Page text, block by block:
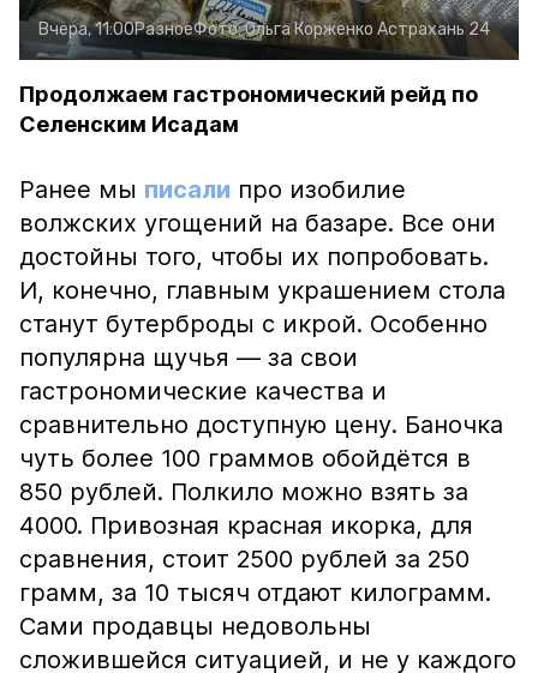
Вчера, 11:00РазноеФото:Ольга Корженко Астрахань 24
Продолжаем гастрономический рейд по
Селенским Исадам
Ранее мы писали про изобилие
волжских угощений на базаре. Все они
достойны того, чтобы их попробовать.
И, конечно, главным украшением стола
станут бутерброды с икрой. Особенно
популярна щучья — за свои
гастрономические качества и
сравнительно доступную цену. Баночка
чуть более 100 граммов обойдётся в
850 рублей. Полкило можно взять за
4000. Привозная красная икорка, для
сравнения, стоит 2500 рублей за 250
грамм, за 10 тысяч отдают килограмм.
Сами продавцы недовольны
сложившейся ситуацией, и не у каждого